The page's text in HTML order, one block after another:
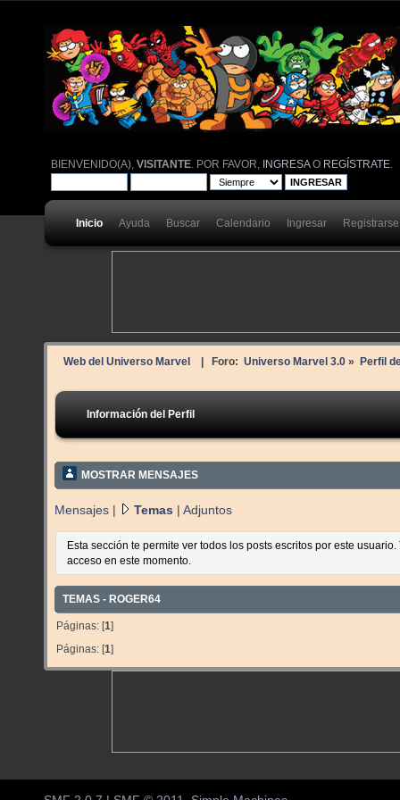
BIENVENIDO(A),VISITANTE . POR FAVOR, INGRESAO REGÍSTRATE
Inicio Ayuda Buscar Calendario Ingresar Registrarse
Web del Universo Marvel | Foro: Universo Marvel 3.0» Perfil
Información del Perfil
MOSTRAR MENSAJES
Mensajes | Temas | Adjuntos
Esta sección te permite ver todos los posts escritos por este
acceso en este momento.
TEMAS - ROGER64
Páginas: [1]
Páginas: [1]